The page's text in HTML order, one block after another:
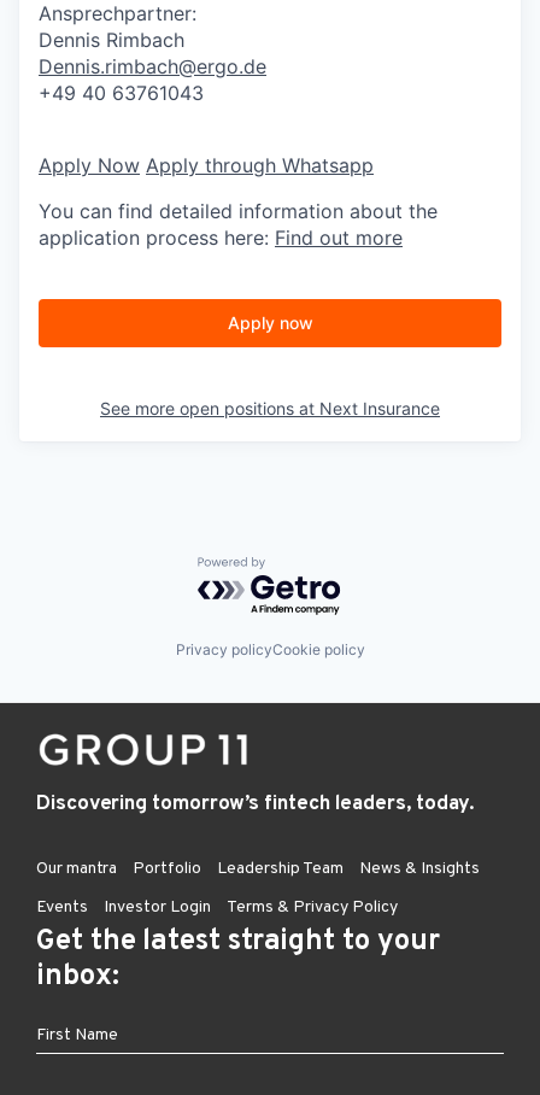
Ansprechpartner:
Dennis Rimbach
Dennis.rimbach@ergo.de
+49 40 63761043
Apply Now Apply through Whatsapp
You can find detailed information about the
application process here: Find out more
Apply now
See more open positions at Next Insurance
Powered by Getro.com
Privacy policyCookie policy
Discovering tomorrow’s fintech leaders, today.
Our mantra Portfolio Leadership Team
News & Insights
Events
Investor Login Terms & Privacy Policy
Get the latest straight to your
inbox: